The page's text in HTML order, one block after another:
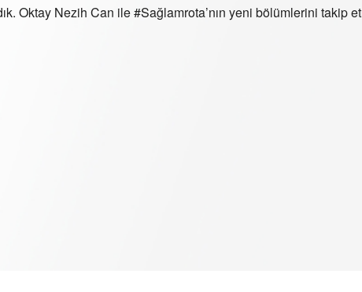
Oktay Nezih Can ile #Sağlamrota’nın yeni bölümlerini takip